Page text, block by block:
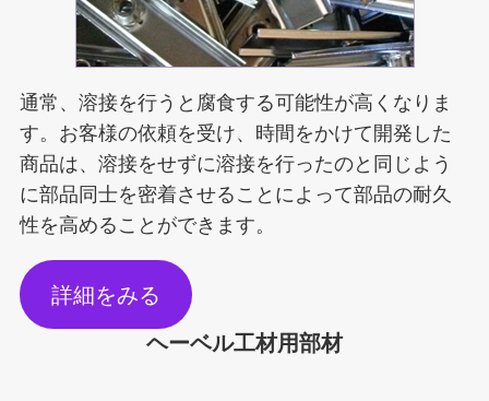
通常、溶接を行うと腐食する可能性が高くなりま
す。お客様の依頼を受け、時間をかけて開発した
商品は、溶接をせずに溶接を行ったのと同じよう
に部品同士を密着させることによって部品の耐久
性を高めることができます。
詳細をみる
ヘーベル工材用部材